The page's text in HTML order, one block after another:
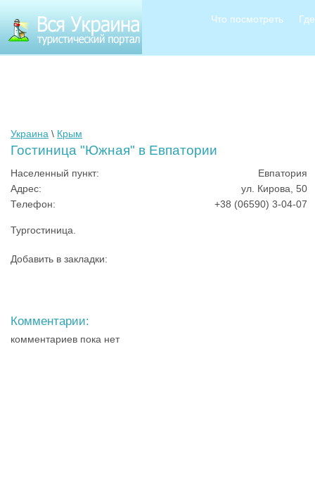
Что посмотреть
Украина \ Крым
Гостиница "Южная" в Евпатории
Населенный пункт:
Евпатория
Адрес:
ул. Кирова, 50
Телефон:
+38 (06590) 3-04-07
Тургостиница.
Добавить в закладки:
Комментарии:
комментариев пока нет